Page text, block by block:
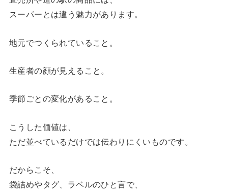
スーパーとは違う魅力があります。
地元でつくられていること。
生産者の顔が見えること。
季節ごとの変化があること。
こうした価値は、
ただ並べているだけでは伝わりにくいものです。
だからこそ、
袋詰めやタグ、ラベルのひと言で、